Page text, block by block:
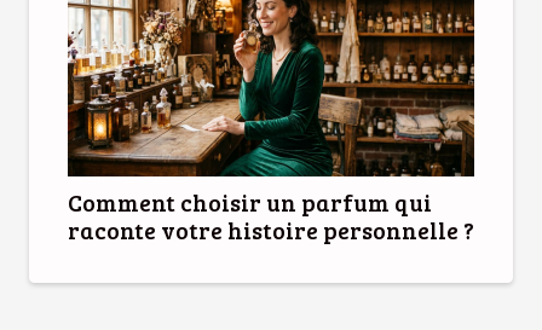
Comment choisir un parfum qui
raconte votre histoire personnelle ?